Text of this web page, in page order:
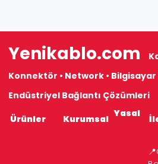
Yenikablo.com
Konnektör • Network • Bilgisayar
Endüstriyel Bağlantı Çözümleri
Ürünler
Kurumsal Yasal